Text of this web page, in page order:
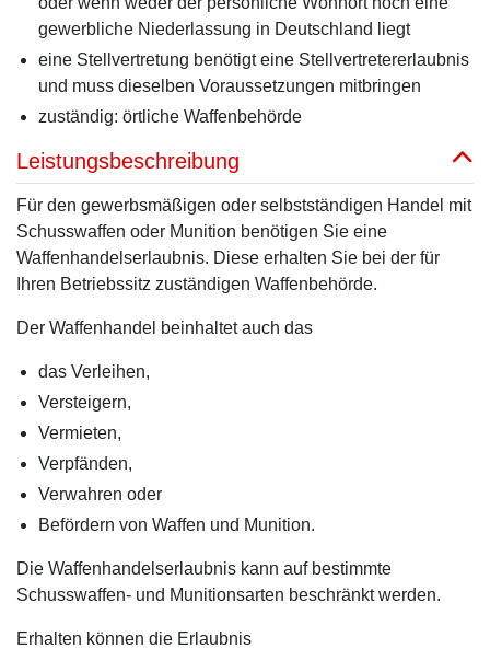
gewerbliche Niederlassung in Deutschland liegt
eine Stellvertretung benötigt eine Stellvertretererlaubnis
und muss dieselben Voraussetzungen mitbringen
zuständig: örtliche Waffenbehörde
Leistungsbeschreibung
Für den gewerbsmäßigen oder selbstständigen Handel mit
Schusswaffen oder Munition benötigen Sie eine
Waffenhandelserlaubnis. Diese erhalten Sie bei der für
Ihren Betriebssitz zuständigen Waffenbehörde.
Der Waffenhandel beinhaltet auch das
das Verleihen,
Versteigern,
Vermieten,
Verpfänden,
Verwahren oder
Befördern von Waffen und Munition.
Die Waffenhandelserlaubnis kann auf bestimmte
Schusswaffen- und Munitionsarten beschränkt werden.
Erhalten können die Erlaubnis